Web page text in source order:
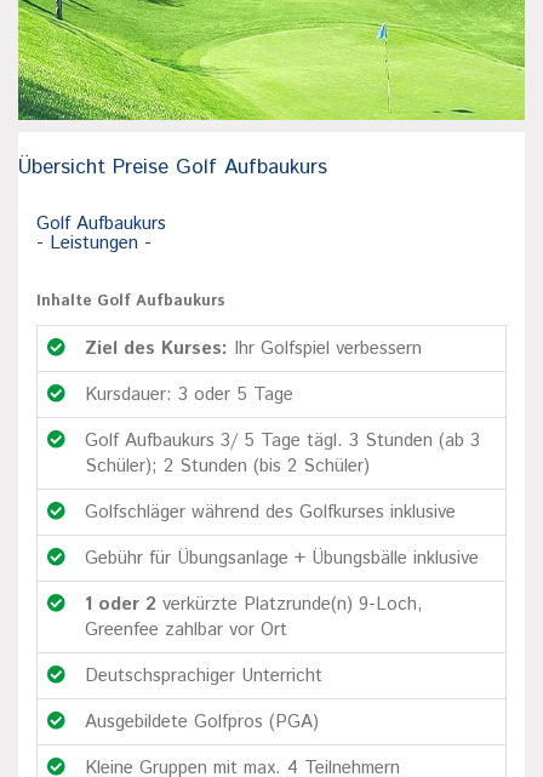
Übersicht Preise Golf Aufbaukurs
Golf Aufbaukurs
- Leistungen -
Inhalte Golf Aufbaukurs
Ziel des Kurses: Ihr Golfspiel verbessern
Kursdauer: 3 oder 5 Tage
Golf Aufbaukurs 3/ 5 Tage tägl. 3 Stunden (ab 3
Schüler); 2 Stunden (bis 2 Schüler)
Golfschläger während des Golfkurses inklusive
Gebühr für Übungsanlage + Übungsbälle inklusive
1 oder 2 verkürzte Platzrunde(n) 9-Loch,
Greenfee zahlbar vor Ort
Deutschsprachiger Unterricht
Ausgebildete Golfpros (PGA)
Kleine Gruppen mit max. 4 Teilnehmern